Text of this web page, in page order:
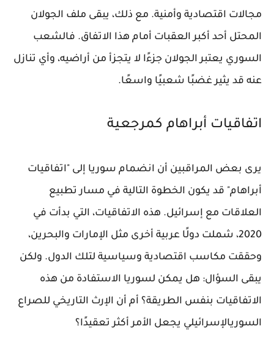
مجالات اقتصادية وأمنية. مع ذلك، يبقى ملف الجولان
المحتل أحد أكبر العقبات أمام هذا الاتفاق. فالشعب
السوري يعتبر الجولان جزءًا لا يتجزأ من أراضيه، وأي تنازل
عنه قد يثير غضبًا شعبيًا واسعًا.
اتفاقيات أبراهام كمرجعية
يرى بعض المراقبين أن انضمام سوريا إلى "اتفاقيات
أبراهام" قد يكون الخطوة التالية في مسار تطبيع
العلاقات مع إسرائيل. هذه الاتفاقيات، التي بدأت في
2020، شملت دولًا عربية أخرى مثل الإمارات والبحرين،
وحققت مكاسب اقتصادية وسياسية لتلك الدول. ولكن
يبقى السؤال: هل يمكن لسوريا الاستفادة من هذه
الاتفاقيات بنفس الطريقة؟ أم أن الإرث التاريخي للصراع
السوريالإسرائيلي يجعل الأمر أكثر تعقيدًا؟